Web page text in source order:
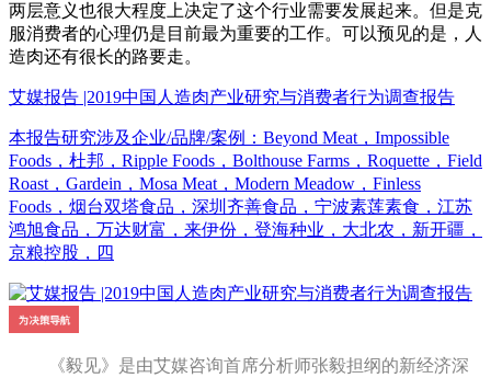
两层意义也很大程度上决定了这个行业需要发展起来。但是克
服消费者的心理仍是目前最为重要的工作。可以预见的是，人
造肉还有很长的路要走。
艾媒报告 |2019中国人造肉产业研究与消费者行为调查报告
本报告研究涉及企业/品牌/案例：Beyond Meat，Impossible
Foods，杜邦，Ripple Foods，Bolthouse Farms，Roquette，Field
Roast，Gardein，Mosa Meat，Modern Meadow，Finless
Foods，烟台双塔食品，深圳齐善食品，宁波素莲素食，江苏
鸿旭食品，万达财富，来伊份，登海种业，大北农，新开疆，
京粮控股，四
《毅见》是由艾媒咨询首席分析师张毅担纲的新经济深